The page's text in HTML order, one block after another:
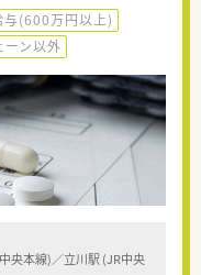
与(600万円以上)
ーン以外
央本線)／立川駅 (JR中央